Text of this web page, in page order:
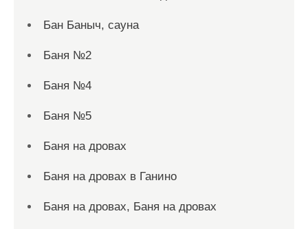
Бан Баныч, сауна
Баня №2
Баня №4
Баня №5
Баня на дровах
Баня на дровах в Ганино
Баня на дровах, Баня на дровах